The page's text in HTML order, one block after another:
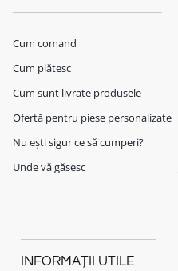
Cum comand
Cum plătesc
Cum sunt livrate produsele
Ofertă pentru piese personalizate
Nu ești sigur ce să cumperi?
Unde vă găsesc
INFORMAȚII UTILE